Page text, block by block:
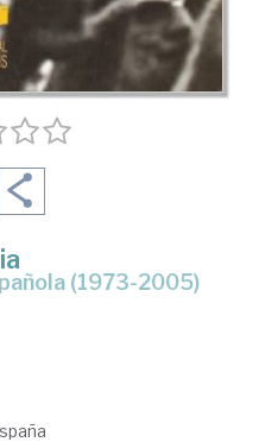
(1973-2005)